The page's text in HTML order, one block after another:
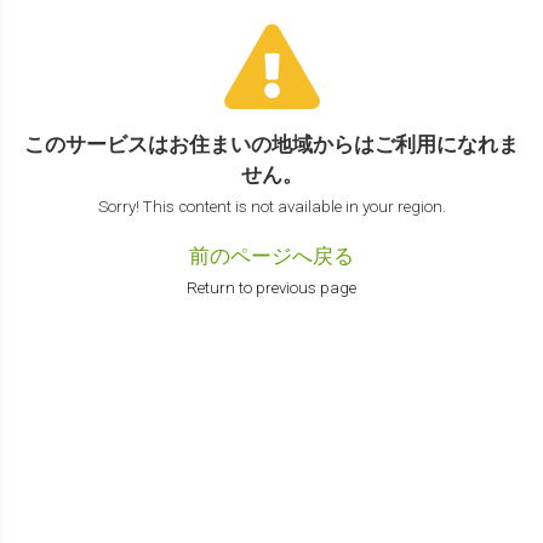
このサービスはお住まいの地域からはご利用になれま
せん。
Sorry! This content is not available in your region.
前のページへ戻る
Return to previous page